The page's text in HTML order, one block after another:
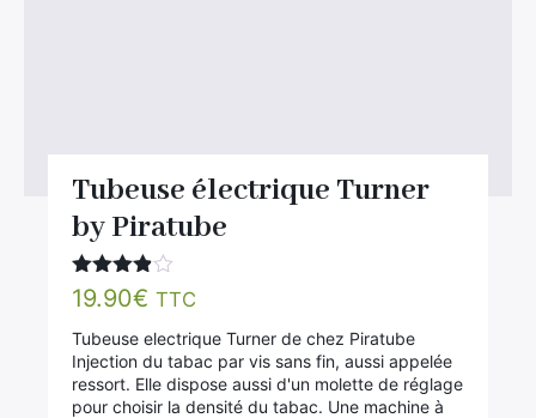
Tubeuse électrique Turner
by Piratube
Note
3.80
sur 5
19.90€ TTC
Tubeuse electrique Turner de chez Piratube
Injection du tabac par vis sans fin, aussi appelée
ressort. Elle dispose aussi d'un molette de réglage
pour choisir la densité du tabac. Une machine à